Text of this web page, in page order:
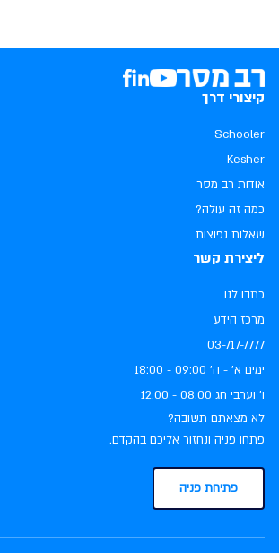
קיצורי דרך
Schooler
Kesher
אודות רב מסר
כמה זה עולה?
שאלות נפוצות
ליצירת קשר
כתבו לנו
מרכז הידע
03-717-7777
ימים א׳ - ה׳ ‏09:00 - 18:00
ו׳ וערבי חג ‏08:00 - 12:00
לא מצאתם תשובה?
פתחו פניה ונחזור אליכם בהקדם.
פתיחת פניה